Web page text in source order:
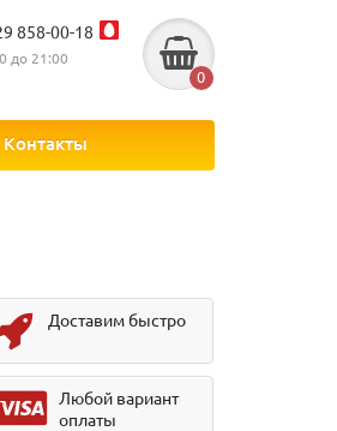
858-00-18
до 21:00
0
Контакты
Доставим быстро
Любой вариант
оплаты